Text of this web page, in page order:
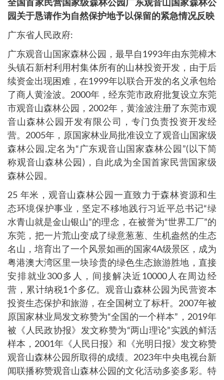
全国首家民营国家级森林公园广东观音山国家森林公
园关于恳请作为自然保护地予以保留的紧急情况反映
广东省人民政府:
广东观音山国家森林公园，最早自1993年由东莞樟木
头镇石新村利用村集体所有的山林投资开发，由于后
续资金出现困难，在1999年以联合开发的名义承包给
了商人黄淦波。2000年，经东莞市政府批复设立东莞
市观音山森林公园，2002年，黄淦波注册了东莞市观
音山森林公园开发有限公司，专门负责投资开发经
营。2005年，原国家林业局批准设立了观音山国家级
森林公园,定名为“广东观音山国家森林公园”(以下简
称观音山森林公园)，自此成为全国首家民营国家级
森林公园。
25 年米，观音山森林公园一直致力于森林资源和生
态环境保护事业，坚定不移地践行习近平总书记“绿
水青山就是金山银山”的理念，在被誉为“世界工厂”的
东莞，把一片荒山变成了绿意葱葱、生机盎然的生态
名山，培育出了一个风景如画的国家4A级景区，成为
粤港澳大湾区里一块珍贵的绿色生态旅游胜地，直接
安排就业300多人，间接解决近10000人在周边经
营，累计纳税1个多亿。观音山森林公园为民营资本
投资生态保护和旅游，在全国树立了标杆。2007年被
原国家林业局发文称赞为“全国的一个样本”，2019年
被《人民政协报》发文称赞为“两山理论”实践的鲜活
样本，2001年《人民日报》和《光明日报》发文称赞
观音山森林公园所取得的成绩。2023年中央电视台新
闻联播称赞观音山森林公园的文化活动多姿多彩。特